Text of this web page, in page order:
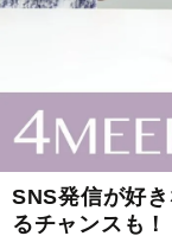
SNS発信が好
るチャンスも